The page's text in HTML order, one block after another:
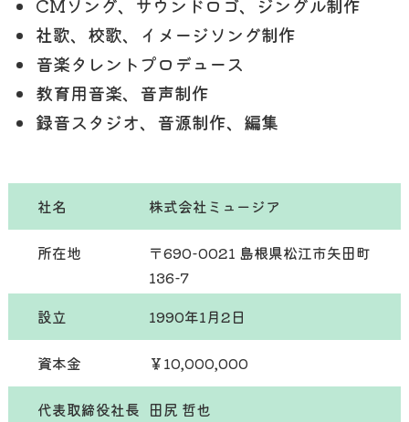
CMソング、サウンドロゴ、ジングル制作
社歌、校歌、イメージソング制作
音楽タレントプロデュース
教育用音楽、音声制作
録音スタジオ、音源制作、編集
社名 株式会社ミュージア
所在地
〒690-0021 島根県松江市矢田町
136-7
設立
1990年1月2日
資本金 ￥10,000,000
代表取締役社長 田尻 哲也